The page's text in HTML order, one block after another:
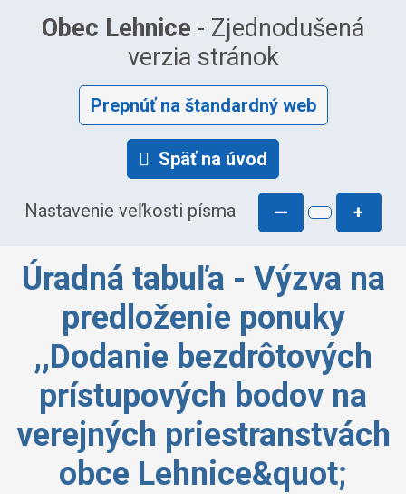
Obec Lehnice - Zjednodušená
verzia stránok
Prepnúť na štandardný web
Späť na úvod
Nastavenie veľkosti písma — +
Úradná tabuľa - Výzva na
predloženie ponuky
,,Dodanie bezdrôtových
prístupových bodov na
verejných priestranstvách
obce Lehnice&quot;